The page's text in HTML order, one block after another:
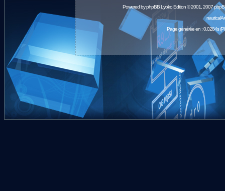
Powered byphpBBLyoko Edition © 2001, 2007
Page générée en : 0.0284s